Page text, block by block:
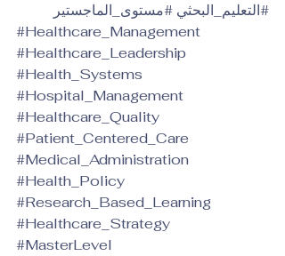
#التعليم_البحثي #مستوى_الماجستير
#Healthcare_Management
#Healthcare_Leadership
#Health_Systems
#Hospital_Management
#Healthcare_Quality
#Patient_Centered_Care
#Medical_Administration
#Health_Policy
#Research_Based_Learning
#Healthcare_Strategy
#MasterLevel